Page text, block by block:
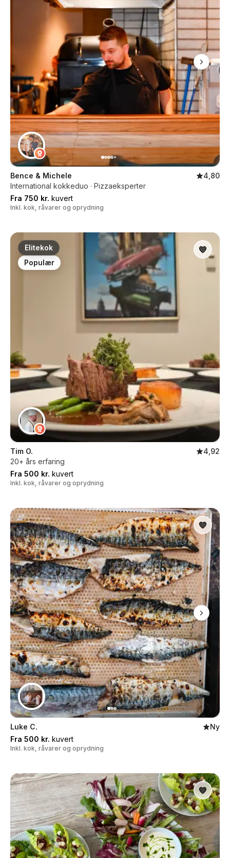
Bence & Michele
4,80
International kokkeduo · Pizzaeksperter
Fra 750 kr. kuvert
Inkl. kok, råvarer og oprydning
Elitekok
Populær
Tim O.
4,92
20+ års erfaring
Fra 500 kr. kuvert
Inkl. kok, råvarer og oprydning
Luke C.
Ny
Fra 500 kr. kuvert
Inkl. kok, råvarer og oprydning